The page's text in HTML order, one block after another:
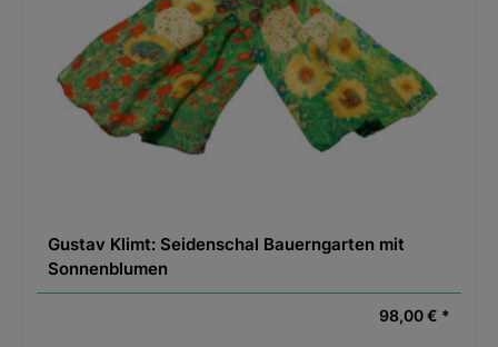
Gustav Klimt: Seidenschal Bauerngarten mit
Sonnenblumen
98,00 € *